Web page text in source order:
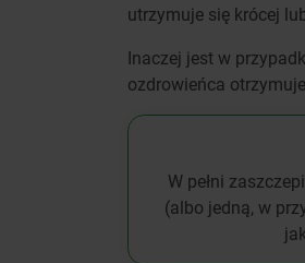
utrzymuje się krócej
Inaczej jest w
ozdrowieńca
W pełni
(albo jedną, w